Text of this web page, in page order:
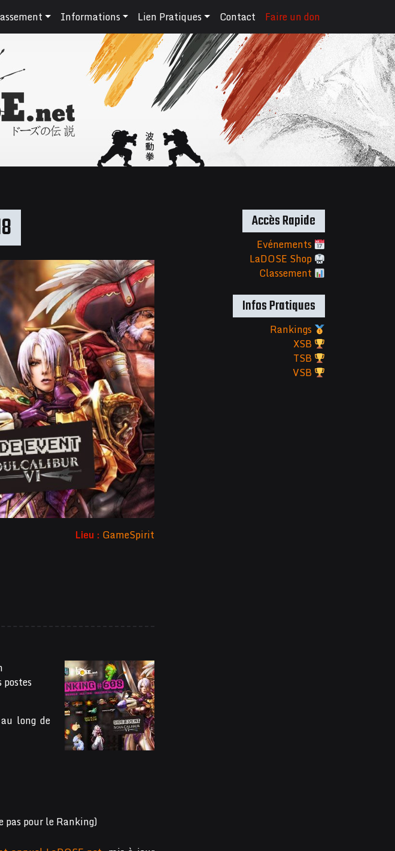
Informations Lien Pratiques Contact Faire un don
Lieu : GameSpirit
postes
long de
pas pour le Ranking)
Accès Rapide
Evénements
LaDOSE Shop
Classement
Infos Pratiques
Rankings
XSB
TSB
VSB